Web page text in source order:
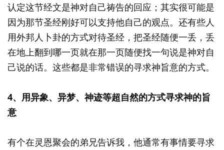
认定这节经文是神对自己祷告的回应；其实很可能是
因为那节圣经刚好可以支持他自己的观点。还有些人
用外邦人卜卦的方式对待圣经，把圣经随便一丢，丢
在地上翻到哪一页就在那一页随便找一句说是神对自
己说的话。这些都是非常错误的寻求神旨意的方式。
4、用异象、异梦、神迹等超自然的方式寻求神的旨
意
有个在灵恩聚会的弟兄告诉我，他通常有事情要寻求